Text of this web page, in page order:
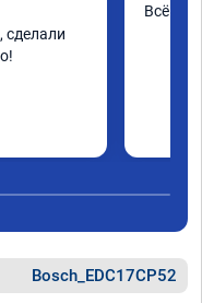
сделали
Всё на
Bosch_EDC17CP52